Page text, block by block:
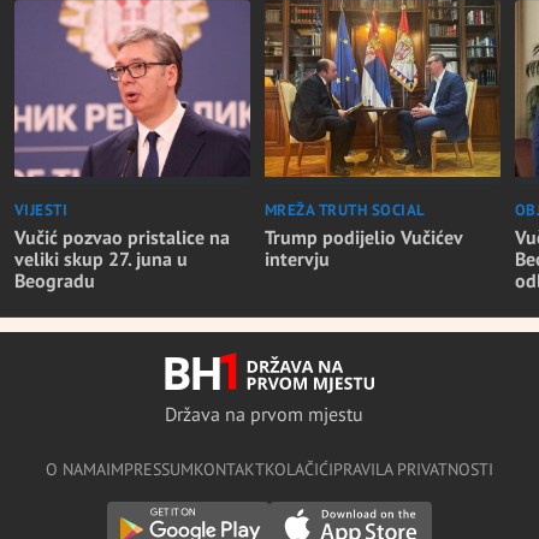
VIJESTI
Vučić pozvao pristalice na
veliki skup 27. juna u
Beogradu
MREŽA TRUTH SOCIAL
Trump podijelio Vučićev
intervju
Država na prvom mjestu
O NAMAIMPRESSUMKONTAKTKOLAČIĆIPRAVILA PRIVATNOSTI